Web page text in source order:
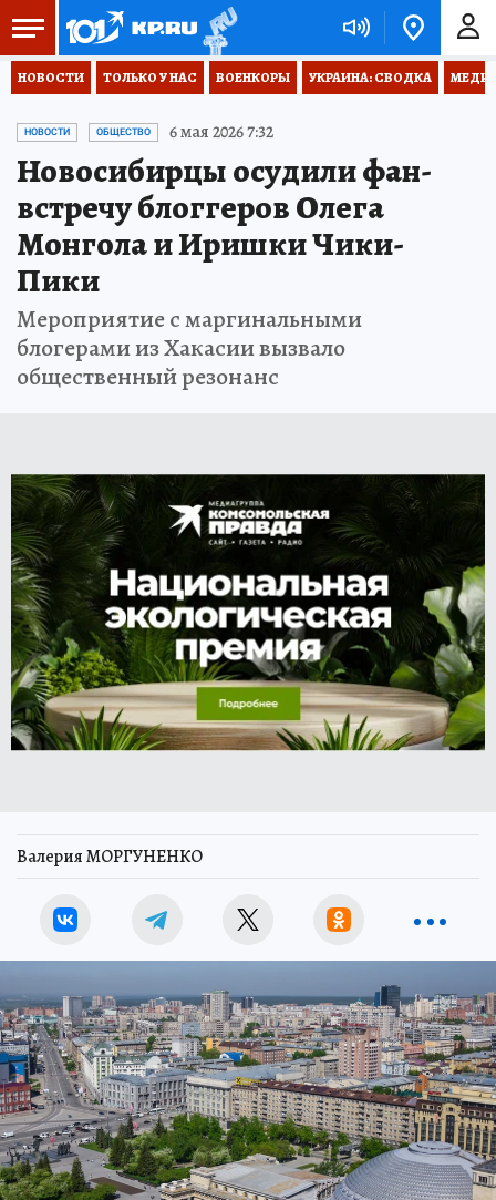
НОВОСТИ ТОЛЬКО У НАС ВОЕНКОРЫ УКРАИНА: СВОДКА
НОВОСТИ ОБЩЕСТВО 6 мая 2026 7:32
Новосибирцы осудили фан-
встречу блоггеров Олега
Монгола и Иришки Чики-
Пики
Мероприятие с маргинальными
блогерами из Хакасии вызвало
общественный резонанс
Валерия МОРГУНЕНКО